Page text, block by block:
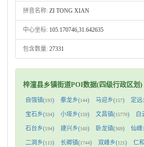
拼音名称: ZI TONG XIAN
中心坐标: 105.170746,31.642635
包含数量: 27331
梓潼县乡镇街道POI数据(四级行政区划)
自强镇(193) 豢龙乡(144) 马迎乡(157) 定远
宝石乡(334) 小垭乡(159) 文昌镇(15770) 白
石台乡(194) 建兴乡(160) 卧龙镇(369) 仙峰
二洞乡(113) 长卿镇(1744) 双峰乡(121) 仁